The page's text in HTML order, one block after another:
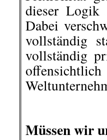
dieser Logik
Dabei
vollständig
vollständig
Müssen wir